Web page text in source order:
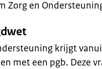
Zorg en
krijgt
met een pgb. Deze